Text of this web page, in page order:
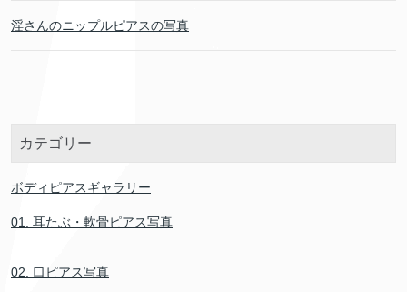
淫さんのニップルピアスの写真
カテゴリー
ボディピアスギャラリー
01. 耳たぶ・軟骨ピアス写真
02. 口ピアス写真